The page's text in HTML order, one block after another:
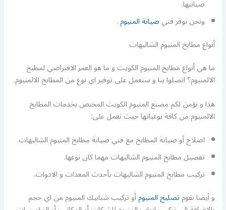
صيانتها.
ونحن نوفر فنيصيانة المنيوم.
أنواع مطابخ المنيوم الشاليهات
ما هي أنواع مطابخ المنيوم الكويت و ما هو العمر الافتراضي لمطبخ
الالمنيوم؟ اتصلوا بنا و سنعمل على توفير اي نوع من المطابخ الالمنيوم.
هذا و نؤمن لكم مصنع المنيوم الكويت المختص بخدمات المطابخ
الالمنيوم من كافة نوعياتها حيث نعمل على:
اصلاح أو صيانة المطابخ مع فني صيانة مطابخ المنيوم الشاليهات.
تفصيل مطابخ المنيوم الشاليهات مهما كان نوعها.
تركيب مطابخ المنيوم الشاليهات بأحدث المعدات و الادوات.
و أيضا نقومتصليح المنيومأو تركيب شبابيك المنيوم من اي حجم